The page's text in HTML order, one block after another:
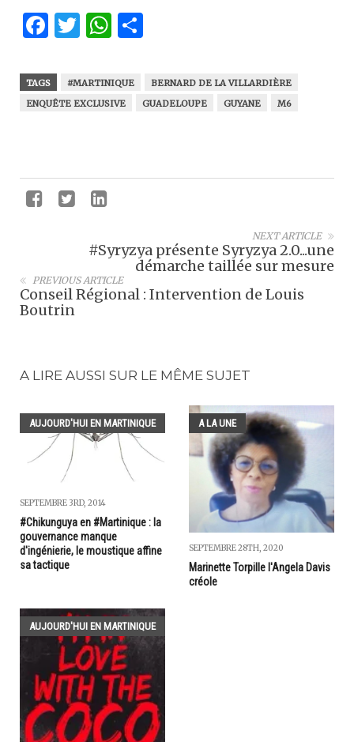
Facebook
Twitter
WhatsApp
TAGS #MARTINIQUE
BERNARD DE LA VILLARDIÈRE
ENQUÊTE EXCLUSIVE
GUADELOUPE GUYANE M6
NEXT ARTICLE
#Syryzya présente Syryzya 2.0...une
démarche taillée sur mesure
PREVIOUS ARTICLE
Conseil Régional : Intervention de Louis
Boutrin
A LIRE AUSSI SUR LE MÊME SUJET
AUJOURD'HUI EN MARTINIQUE
SEPTEMBRE 3RD, 2014
#Chikunguya en #Martinique : la
gouvernance manque
d'ingénierie, le moustique affine
sa tactique
A LA UNE
SEPTEMBRE 28TH, 2020
Marinette Torpille l'Angela Davis
créole
AUJOURD'HUI EN MARTINIQUE